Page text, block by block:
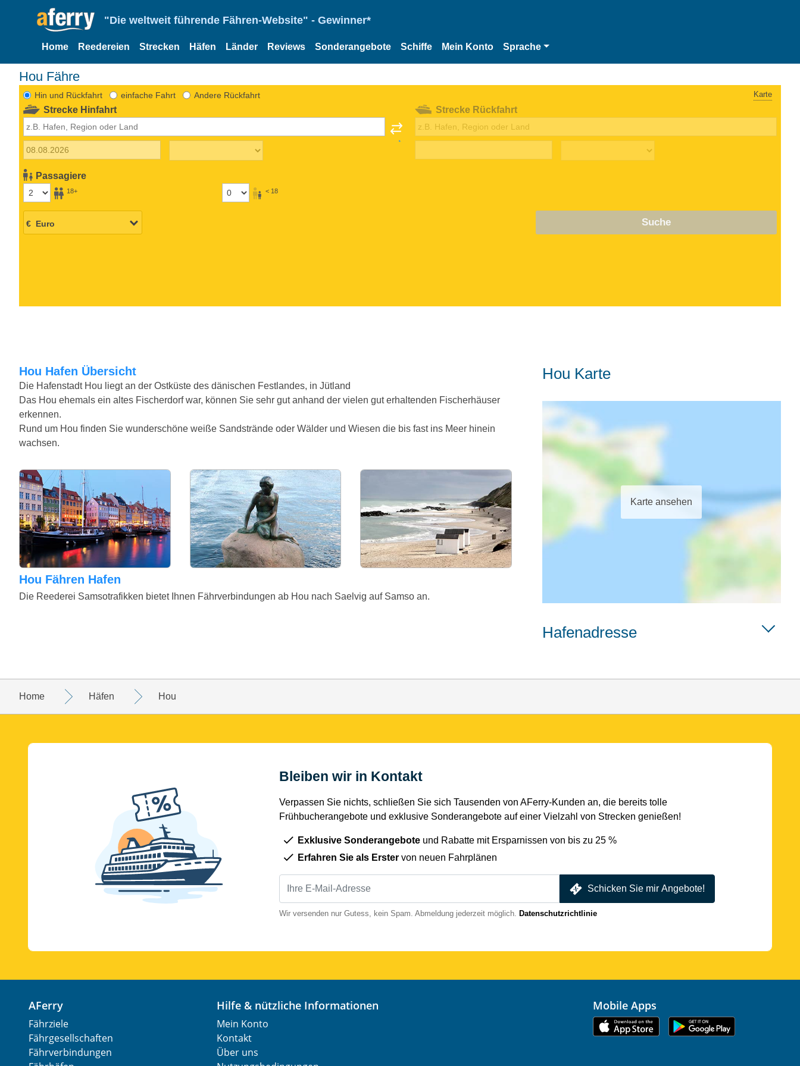
"Die weltweit führende Fähren-Website" - Gewinner*
Home Reedereien Strecken Häfen Länder Reviews Sonderangebote Schiffe Mein Konto Sprache
Hou Fähre
Hin und Rückfahrt einfache Fahrt Andere Rückfahrt Karte
Strecke Hinfahrt
Passagiere
18+ < 18
Strecke Rückfahrt
Suche
Hou Hafen Übersicht
Die Hafenstadt Hou liegt an der Ostküste des dänischen Festlandes, in Jütland
Das Hou ehemals ein altes Fischerdorf war, können Sie sehr gut anhand der vielen gut erhaltenden Fischerhäuser
erkennen.
Rund um Hou finden Sie wunderschöne weiße Sandstrände oder Wälder und Wiesen die bis fast ins Meer hinein
wachsen.
Hou Fähren Hafen
Die Reederei Samsotrafikken bietet Ihnen Fährverbindungen ab Hou nach Saelvig auf Samso an.
Hou Karte
Karte ansehen
Hafenadresse
Home Häfen Hou
Bleiben wir in Kontakt
Verpassen Sie nichts, schließen Sie sich Tausenden von AFerry-Kunden an, die bereits tolle
Frühbucherangebote und exklusive Sonderangebote auf einer Vielzahl von Strecken genießen!
Exklusive Sonderangebote und Rabatte mit Ersparnissen von bis zu 25 %
Erfahren Sie als Erster von neuen Fahrplänen
Schicken Sie mir Angebote!
Wir versenden nur Gutess, kein Spam. Abmeldung jederzeit möglich. Datenschutzrichtlinie
AFerry
Fährziele
Fährgesellschaften
Fährverbindungen
Hilfe & nützliche Informationen
Mein Konto
Kontakt
Über uns
Mobile Apps